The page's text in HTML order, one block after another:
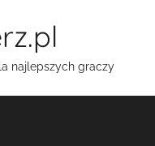
najlepszych graczy